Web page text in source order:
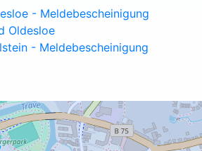
- Meldebescheinigung
Oldesloe
- Meldebescheinigung